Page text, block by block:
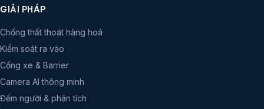
GIẢI PHÁP
Chống thất thoát hàng hoá
Kiểm soát ra vào
Cổng xe & Barrier
Camera AI thông minh
Đếm người & phân tích